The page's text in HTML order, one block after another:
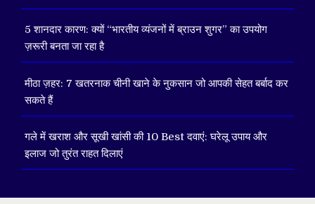
5 शानदार कारण: क्यों “भारतीय व्यंजनों में ब्राउन शुगर” का उपयोग
ज़रूरी बनता जा रहा है
मीठा ज़हर: 7 खतरनाक चीनी खाने के नुकसान जो आपकी सेहत बर्बाद कर
सकते हैं
गले में खराश और सूखी खांसी की 10 Best दवाएं: घरेलू उपाय और
इलाज जो तुरंत राहत दिलाएं